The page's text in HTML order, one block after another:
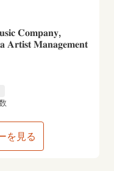
𝐂𝐨𝐦𝐩𝐚𝐧𝐲,
𝐀𝐫𝐭𝐢𝐬𝐭 𝐌𝐚𝐧𝐚𝐠𝐞𝐦𝐞𝐧𝐭
を見る